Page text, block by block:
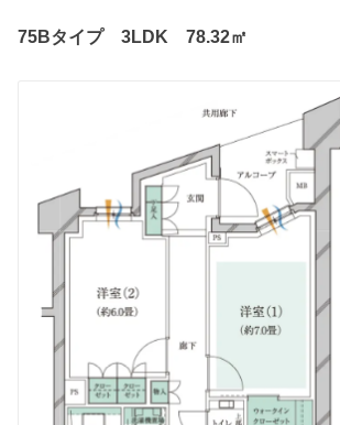
75Bタイプ 3LDK 78.32㎡